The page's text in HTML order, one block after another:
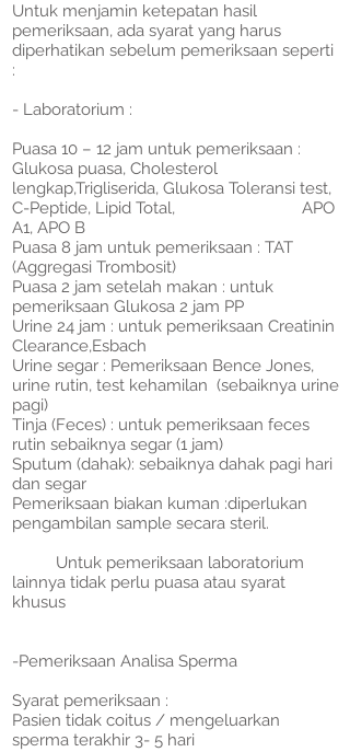
Untuk menjamin ketepatan hasil
pemeriksaan, ada syarat yang harus
diperhatikan sebelum pemeriksaan seperti
:
- Laboratorium :
Puasa 10 – 12 jam untuk pemeriksaan :
Glukosa puasa, Cholesterol
lengkap,Trigliserida, Glukosa Toleransi test,
C-Peptide, Lipid Total, APO
A1, APO B
Puasa 8 jam untuk pemeriksaan : TAT
(Aggregasi Trombosit)
Puasa 2 jam setelah makan : untuk
pemeriksaan Glukosa 2 jam PP
Urine 24 jam : untuk pemeriksaan Creatinin
Clearance,Esbach
Urine segar : Pemeriksaan Bence Jones,
urine rutin, test kehamilan (sebaiknya urine
pagi)
Tinja (Feces) : untuk pemeriksaan feces
rutin sebaiknya segar (1 jam)
Sputum (dahak): sebaiknya dahak pagi hari
dan segar
Pemeriksaan biakan kuman :diperlukan
pengambilan sample secara steril.
Untuk pemeriksaan laboratorium
lainnya tidak perlu puasa atau syarat
khusus
-Pemeriksaan Analisa Sperma
Syarat pemeriksaan :
Pasien tidak coitus / mengeluarkan
sperma terakhir 3- 5 hari